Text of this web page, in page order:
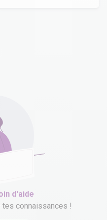
d'aide
tes connaissances !